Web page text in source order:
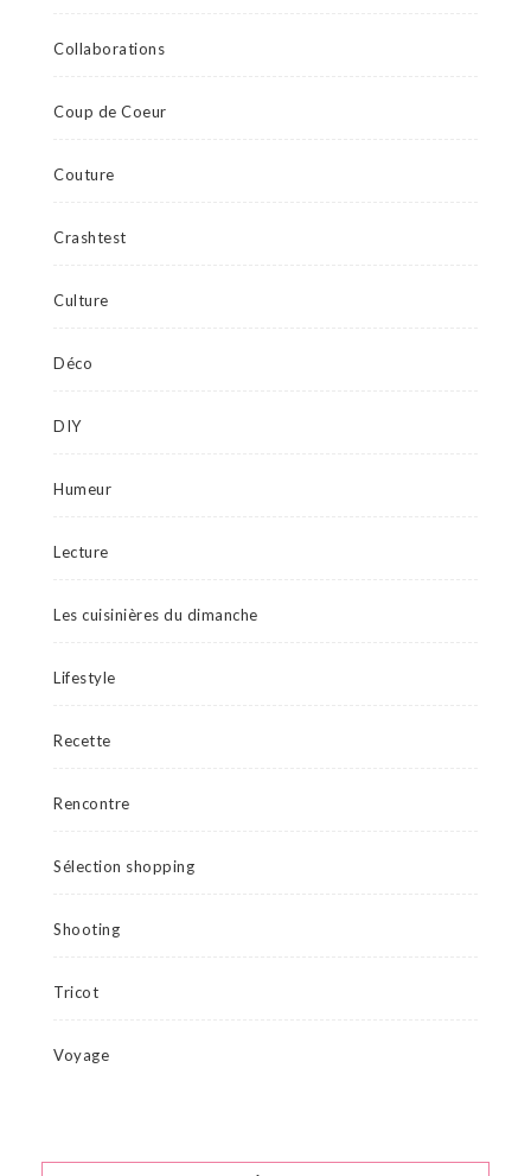
Collaborations
Coup de Coeur
Couture
Crashtest
Culture
Déco
DIY
Humeur
Lecture
Les cuisinières du dimanche
Lifestyle
Recette
Rencontre
Sélection shopping
Shooting
Tricot
Voyage